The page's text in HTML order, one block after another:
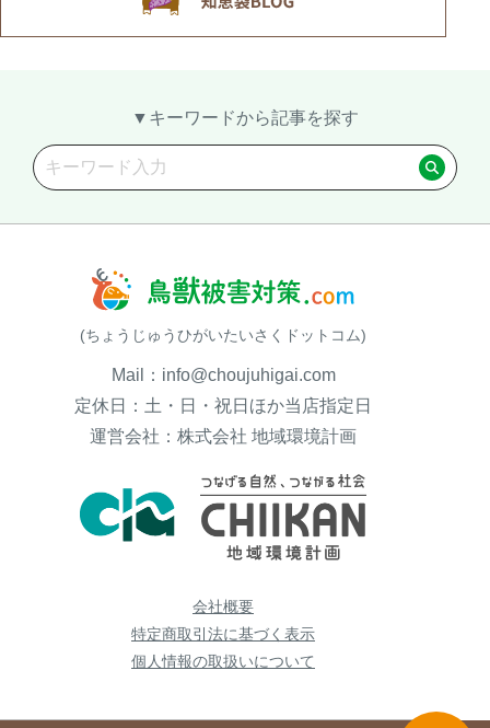
メルマガ登録
ご相談
お問い合わせ
オンライン
ショップ
▼キーワードから記事を探す
(ちょうじゅうひがいたいさくドットコム)
Mail：info@choujuhigai.com
定休日：土・日・祝日ほか当店指定日
運営会社：株式会社 地域環境計画
会社概要
特定商取引法に基づく表示
個人情報の取扱いについて